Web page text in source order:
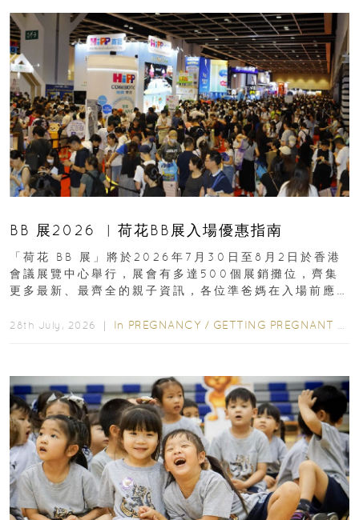
BB 展2026 ︳荷花BB展入場優惠指南
「荷花 BB 展」將於2026年7月30日至8月2日於香港
會議展覽中心舉行，展會有多達500個展銷攤位，齊集
更多最新、最齊全的親子資訊，各位準爸媽在入場前應
28th July, 2026 ｜ In PREGNANCY / GETTING PREGNANT